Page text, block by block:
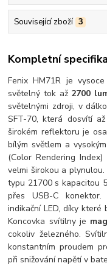
Související zboží 3
Kompletní
Fenix HM71R je
světelný tok až 2700
světelnými zdroji, v
SFT-70, která dosvítí
širokém reflektoru je
bílým světlem a
(Color Rendering
velmi širokou a
typu 21700 s kapacitou
přes USB-C
indikační LED, díky
Koncovka svítilny je
cokoliv železného.
konstantním proudem
při snižování napětí v